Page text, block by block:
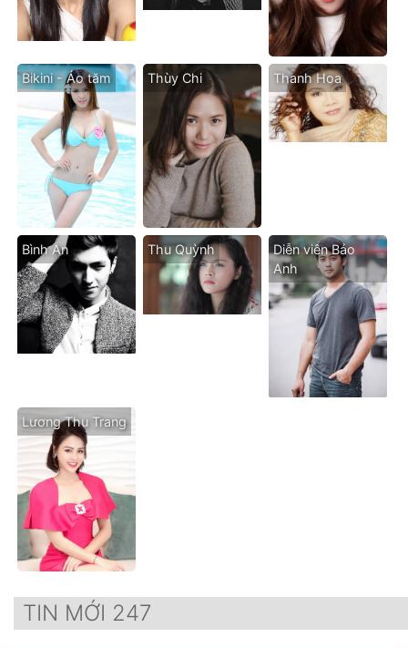
Bikini - Áo tăm Thùy Chi Thanh Hoa
Bình An Thu Quỳnh
Diễn viên Bảo
Anh
Lương Thu Trang
TIN MỚI 247